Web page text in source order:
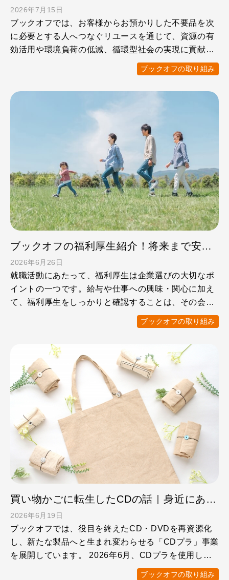
2026年7月15日
ブックオフでは、お客様からお預かりした不要品を次
に必要とする人へつなぐリユースを通じて、資源の有
効活用や環境負荷の低減、循環型社会の実現に貢献し
ブックオフの取り組み
ブックオフの福利厚生紹介！将来まで安心して働ける制度とは
2026年6月26日
就職活動にあたって、福利厚生は企業選びの大切なポ
イントの一つです。給与や仕事への興味・関心に加え
て、福利厚生をしっかりと確認することは、その会社
ブックオフの取り組み
買い物かごに転生したCDの話｜身近にあるサステナブル
2026年6月19日
ブックオフでは、役目を終えたCD・DVDを再資源化
し、新たな製品へと生まれ変わらせる「CDプラ」事業
を展開しています。 2026年6月、CDプラを使用した
ブックオフの取り組み